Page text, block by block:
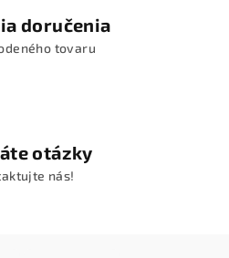
doručenia
tovaru
otázky
nás!